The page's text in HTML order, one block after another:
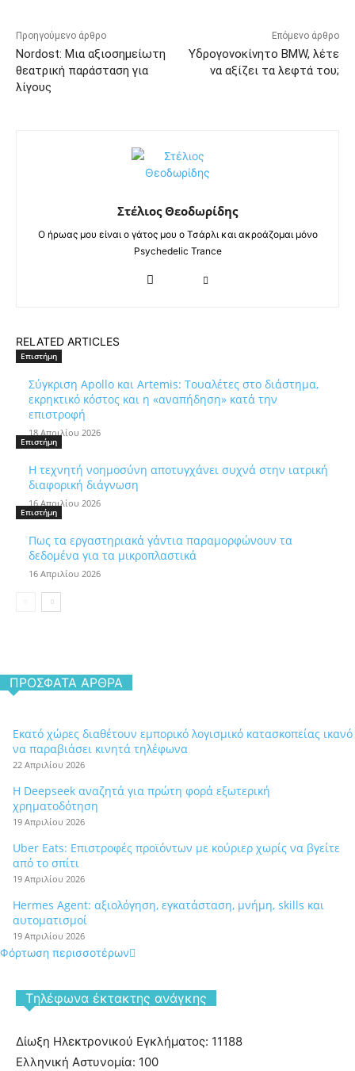
Προηγούμενο άρθρο
Nordost: Μια αξιοσημείωτη
θεατρική παράσταση για
λίγους
Επόμενο άρθρο
Υδρογονοκίνητο BMW, λέτε
να αξίζει τα λεφτά του;
Στέλιος Θεοδωρίδης
Ο ήρωας μου είναι ο γάτος μου ο Τσάρλι και ακροάζομαι μόνο
Psychedelic Trance
RELATED ARTICLES
Επιστήμη
Σύγκριση Apollo και Artemis: Τουαλέτες στο διάστημα,
εκρηκτικό κόστος και η «αναπήδηση» κατά την
επιστροφή
18 Απριλίου 2026
Επιστήμη
Η τεχνητή νοημοσύνη αποτυγχάνει συχνά στην ιατρική
διαφορική διάγνωση
16 Απριλίου 2026
Επιστήμη
Πως τα εργαστηριακά γάντια παραμορφώνουν τα
δεδομένα για τα μικροπλαστικά
16 Απριλίου 2026
ΠΡΌΣΦΑΤΑ ΆΡΘΡΑ
Εκατό χώρες διαθέτουν εμπορικό λογισμικό κατασκοπείας ικανό
να παραβιάσει κινητά τηλέφωνα
22 Απριλίου 2026
Η Deepseek αναζητά για πρώτη φορά εξωτερική
χρηματοδότηση
19 Απριλίου 2026
Uber Eats: Επιστροφές προϊόντων με κούριερ χωρίς να βγείτε
από το σπίτι
19 Απριλίου 2026
Hermes Agent: αξιολόγηση, εγκατάσταση, μνήμη, skills και
αυτοματισμοί
19 Απριλίου 2026
Φόρτωση περισσοτέρων
Tηλέφωνα έκτακτης ανάγκης
Δίωξη Ηλεκτρονικού Εγκλήματος: 11188
Ελληνική Αστυνομία: 100